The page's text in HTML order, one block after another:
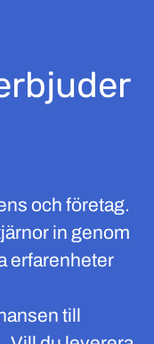
och företag.
in genom
erfarenheter
till